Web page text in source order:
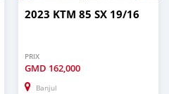
2023 KTM 85 SX 19/16
PRIX
GMD 162,000
Banjul